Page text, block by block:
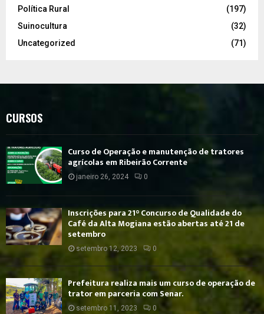
Política Rural
(197)
Suinocultura
(32)
Uncategorized
(71)
CURSOS
Curso de Operação e manutenção de tratores
agrícolas em Ribeirão Corrente
janeiro 26, 2024 0
Inscrições para 21° Concurso de Qualidade do
Café da Alta Mogiana estão abertas até 21 de
setembro
setembro 12, 2023 0
Prefeitura realiza mais um curso de operação de
trator em parceria com Senar.
setembro 11, 2023 0